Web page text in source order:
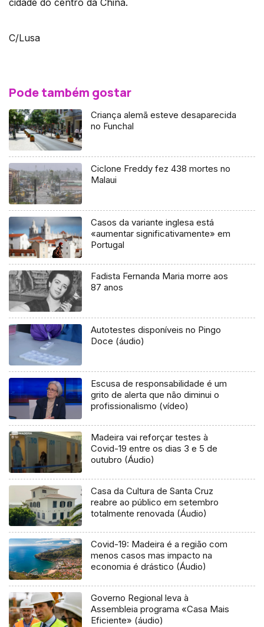
cidade do centro da China.
C/Lusa
Pode também gostar
Criança alemã esteve desaparecida
no Funchal
Ciclone Freddy fez 438 mortes no
Malaui
Casos da variante inglesa está
«aumentar significativamente» em
Portugal
Fadista Fernanda Maria morre aos
87 anos
Autotestes disponíveis no Pingo
Doce (áudio)
Escusa de responsabilidade é um
grito de alerta que não diminui o
profissionalismo (vídeo)
Madeira vai reforçar testes à
Covid-19 entre os dias 3 e 5 de
outubro (Áudio)
Casa da Cultura de Santa Cruz
reabre ao público em setembro
totalmente renovada (Áudio)
Covid-19: Madeira é a região com
menos casos mas impacto na
economia é drástico (Áudio)
Governo Regional leva à
Assembleia programa «Casa Mais
Eficiente» (áudio)